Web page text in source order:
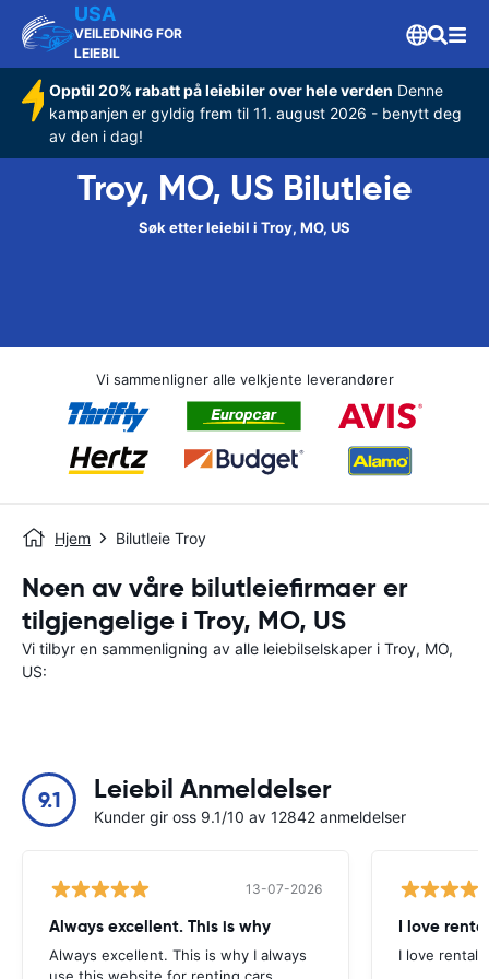
USA
VEILEDNING FOR
LEIEBIL
Opptil 20% rabatt på leiebiler over hele verden Denne
kampanjen er gyldig frem til 11. august 2026 - benytt deg
av den i dag!
Troy, MO, US Bilutleie
Søk etter leiebil i Troy, MO, US
Vi sammenligner alle velkjente leverandører
Hjem Bilutleie Troy
Noen av våre bilutleiefirmaer er
tilgjengelige i Troy, MO, US
Vi tilbyr en sammenligning av alle leiebilselskaper i Troy, MO,
US:
9.1 Leiebil Anmeldelser
Kunder gir oss 9.1/10 av 12842 anmeldelser
13-07-2026
Always excellent. This is why
Always excellent. This is why I always
I love
I love rental